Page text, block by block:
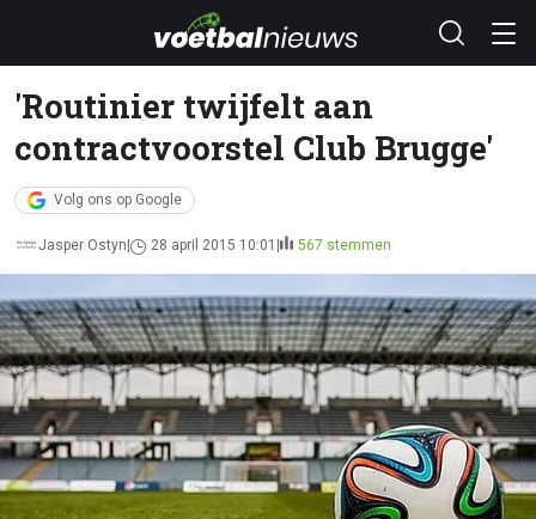
'Routinier twijfelt aan
contractvoorstel Club Brugge'
Volg ons op Google
Jasper Ostyn 28 april 2015 10:01 567 stemmen